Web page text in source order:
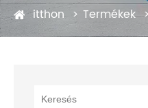
itthon Termékek